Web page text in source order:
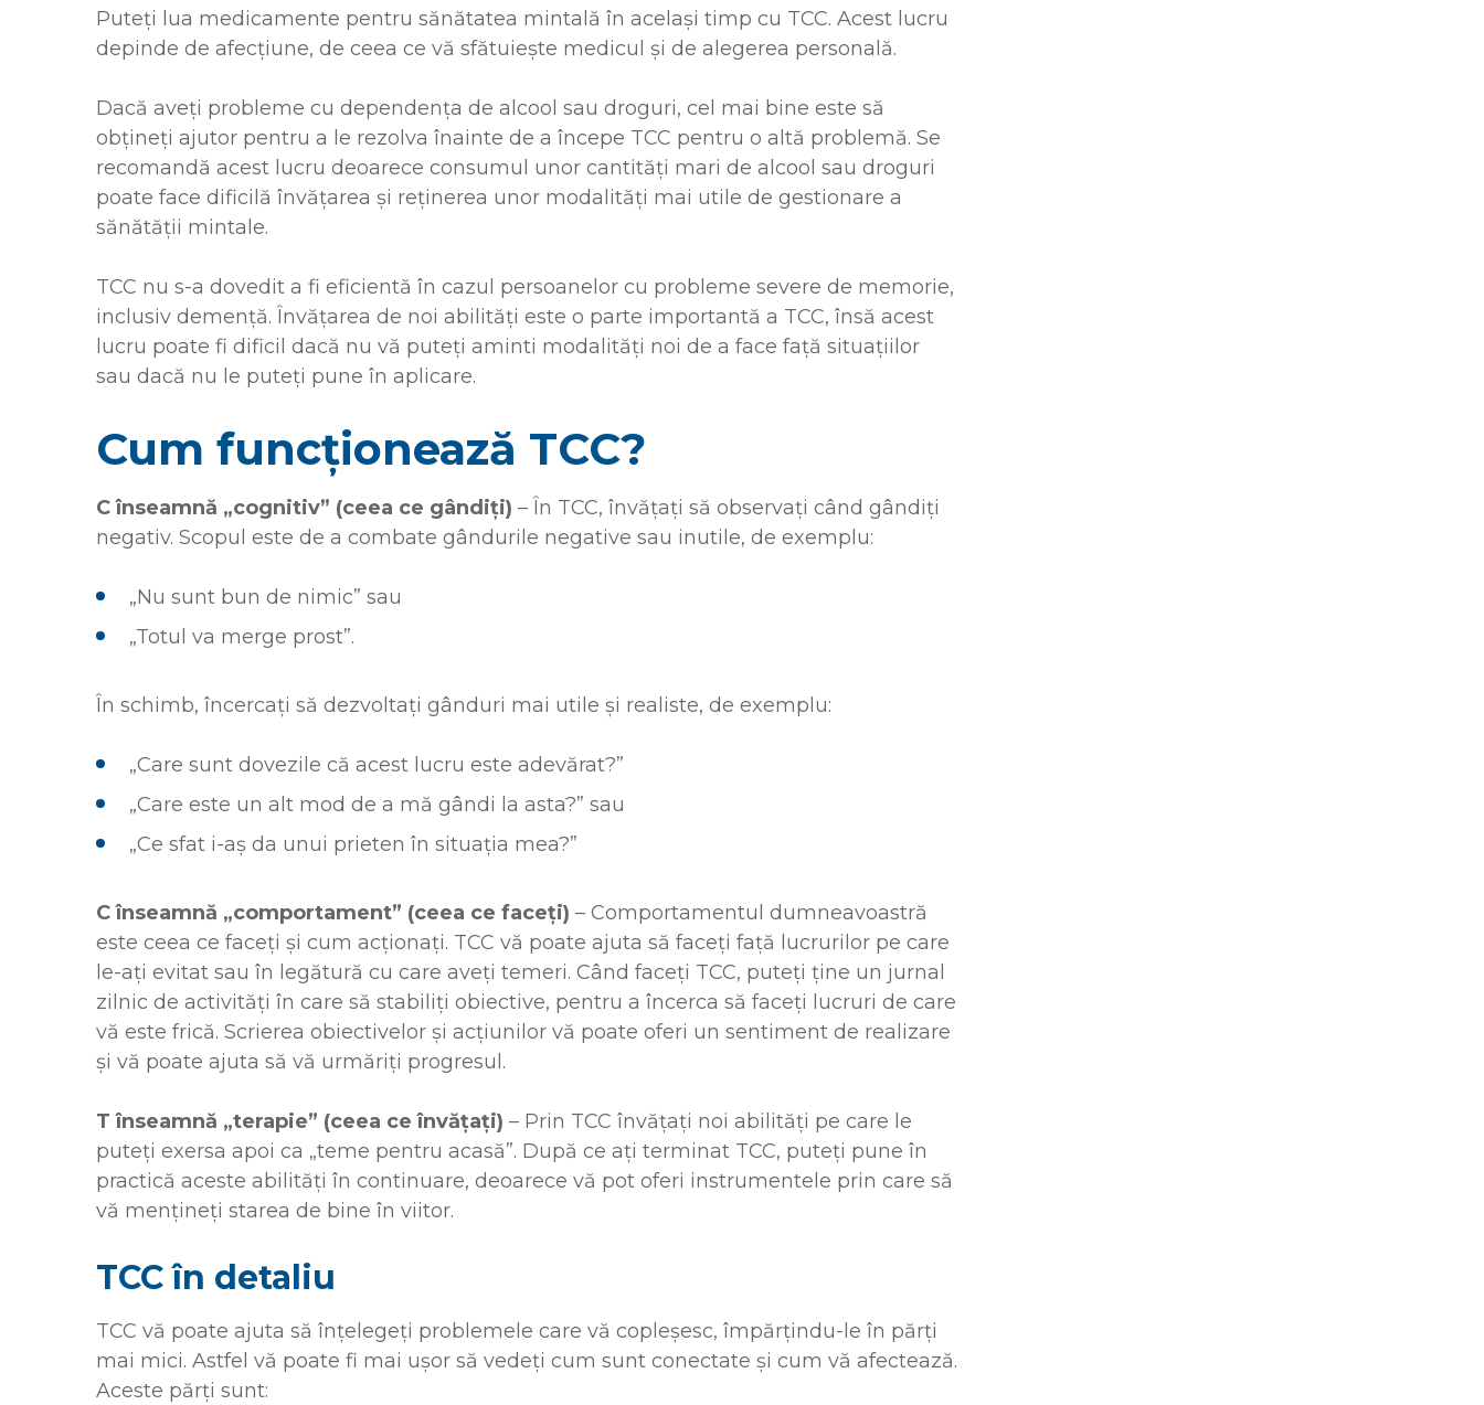
Puteți lua medicamente pentru sănătatea mintală în același timp cu TCC. Acest lucru
depinde de afecțiune, de ceea ce vă sfătuiește medicul și de alegerea personală.
Dacă aveți probleme cu dependența de alcool sau droguri, cel mai bine este să
obțineți ajutor pentru a le rezolva înainte de a începe TCC pentru o altă problemă. Se
recomandă acest lucru deoarece consumul unor cantități mari de alcool sau droguri
poate face dificilă învățarea și reținerea unor modalități mai utile de gestionare a
sănătății mintale.
TCC nu s-a dovedit a fi eficientă în cazul persoanelor cu probleme severe de memorie,
inclusiv demență. Învățarea de noi abilități este o parte importantă a TCC, însă acest
lucru poate fi dificil dacă nu vă puteți aminti modalități noi de a face față situațiilor
sau dacă nu le puteți pune în aplicare.
Cum funcționează TCC?
C înseamnă „cognitiv” (ceea ce gândiți) – În TCC, învățați să observați când gândiți
negativ. Scopul este de a combate gândurile negative sau inutile, de exemplu:
„Nu sunt bun de nimic” sau
„Totul va merge prost”.
În schimb, încercați să dezvoltați gânduri mai utile și realiste, de exemplu:
„Care sunt dovezile că acest lucru este adevărat?”
„Care este un alt mod de a mă gândi la asta?” sau
„Ce sfat i-aș da unui prieten în situația mea?”
C înseamnă „comportament” (ceea ce faceți) – Comportamentul dumneavoastră
este ceea ce faceți și cum acționați. TCC vă poate ajuta să faceți față lucrurilor pe care
le-ați evitat sau în legătură cu care aveți temeri. Când faceți TCC, puteți ține un jurnal
zilnic de activități în care să stabiliți obiective, pentru a încerca să faceți lucruri de care
vă este frică. Scrierea obiectivelor și acțiunilor vă poate oferi un sentiment de realizare
și vă poate ajuta să vă urmăriți progresul.
T înseamnă „terapie” (ceea ce învățați) – Prin TCC învățați noi abilități pe care le
puteți exersa apoi ca „teme pentru acasă”. După ce ați terminat TCC, puteți pune în
practică aceste abilități în continuare, deoarece vă pot oferi instrumentele prin care să
vă mențineți starea de bine în viitor.
TCC în detaliu
TCC vă poate ajuta să înțelegeți problemele care vă copleșesc, împărțindu-le în părți
mai mici. Astfel vă poate fi mai ușor să vedeți cum sunt conectate și cum vă afectează.
Aceste părți sunt: